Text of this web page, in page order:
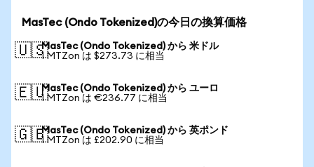
MasTec (Ondo Tokenized)の今日の換算価格
🇺🇸MasTec (Ondo Tokenized) から 米ドル
1 MTZon は $273.73 に相当
🇪🇺MasTec (Ondo Tokenized) から ユーロ
1 MTZon は €236.77 に相当
🇬🇧MasTec (Ondo Tokenized) から 英ポンド
1 MTZon は £202.90 に相当